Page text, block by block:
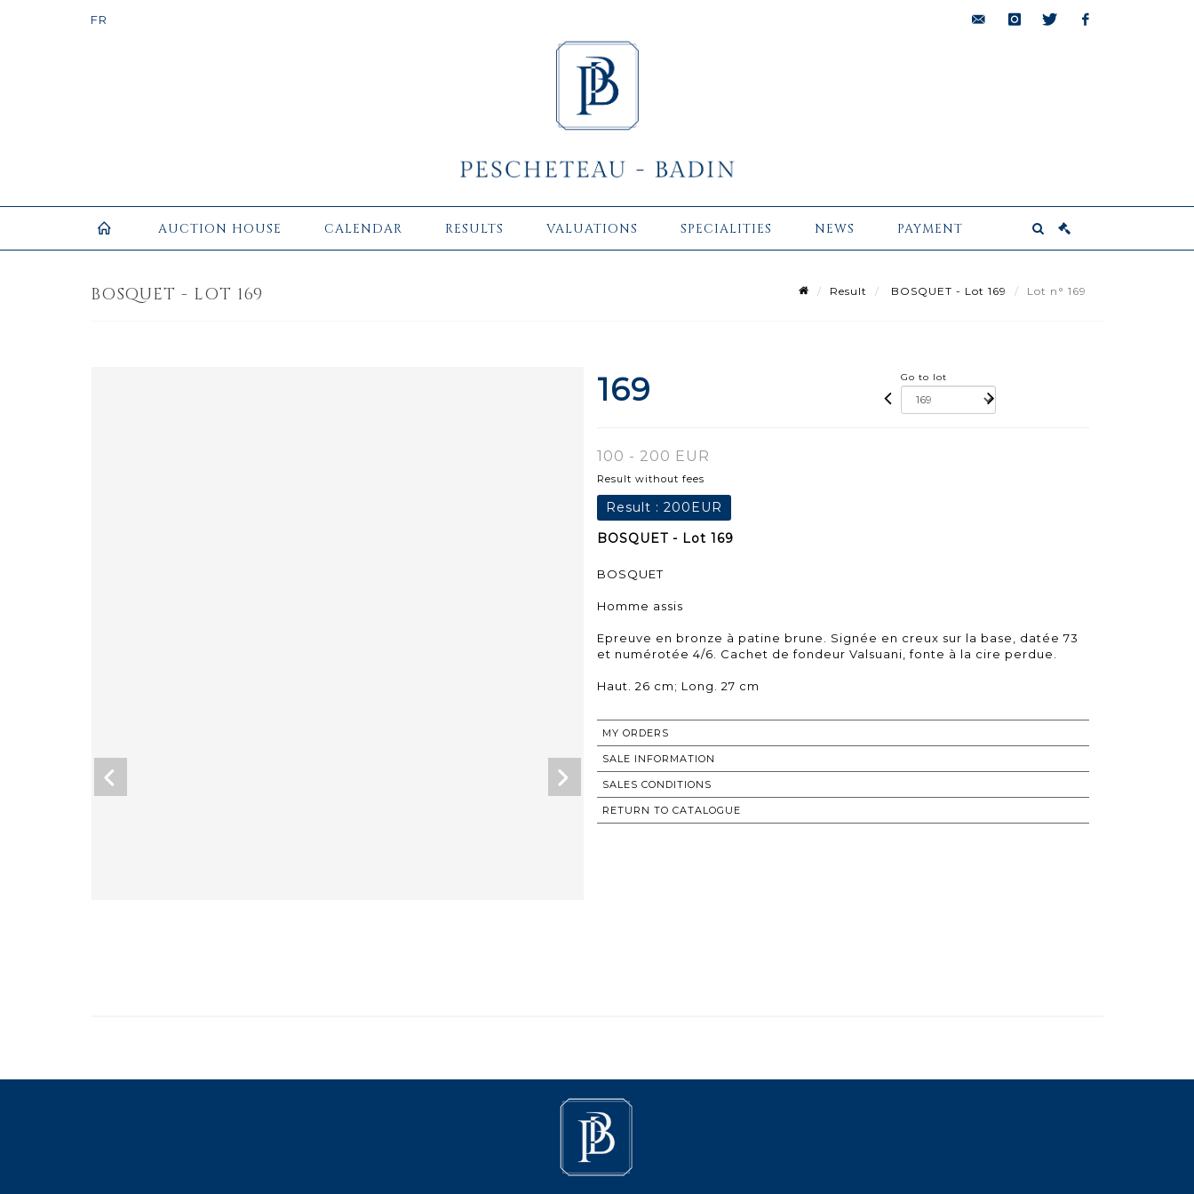
AUCTION HOUSE CALENDAR RESULTS VALUATIONS SPECIALITIES NEWS PAYMENT
BOSQUET - LOT 169 Result BOSQUET - Lot 169 Lot n° 169
169 Go to lot
100 - 200 EUR
Result without fees
Result : 200EUR
BOSQUET - Lot 169
BOSQUET
Homme assis
Epreuve en bronze à patine brune. Signée en creux sur la base, datée 73
et numérotée 4/6. Cachet de fondeur Valsuani, fonte à la cire perdue.
Haut. 26 cm; Long. 27 cm
MY ORDERS
SALE INFORMATION
SALES CONDITIONS
RETURN TO CATALOGUE